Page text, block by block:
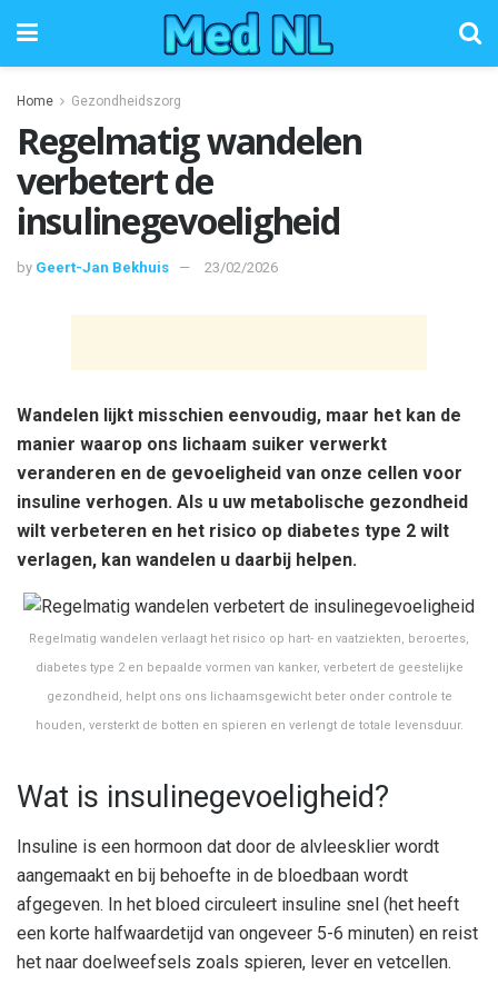
Home Gezondheidszorg
Regelmatig wandelen
verbetert de
insulinegevoeligheid
by Geert-Jan Bekhuis 23/02/2026
Wandelen lijkt misschien eenvoudig, maar het kan de
manier waarop ons lichaam suiker verwerkt
veranderen en de gevoeligheid van onze cellen voor
insuline verhogen. Als u uw metabolische gezondheid
wilt verbeteren en het risico op diabetes type 2 wilt
verlagen, kan wandelen u daarbij helpen.
Regelmatig wandelen verlaagt het risico op hart- en vaatziekten, beroertes,
diabetes type 2 en bepaalde vormen van kanker, verbetert de geestelijke
gezondheid, helpt ons ons lichaamsgewicht beter onder controle te
houden, versterkt de botten en spieren en verlengt de totale levensduur.
Wat is insulinegevoeligheid?
Insuline is een hormoon dat door de alvleesklier wordt
aangemaakt en bij behoefte in de bloedbaan wordt
afgegeven. In het bloed circuleert insuline snel (het heeft
een korte halfwaardetijd van ongeveer 5-6 minuten) en reist
het naar doelweefsels zoals spieren, lever en vetcellen.